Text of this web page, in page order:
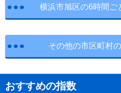
横浜市旭区の6時間ご
その他の市区町村
おすすめの指数